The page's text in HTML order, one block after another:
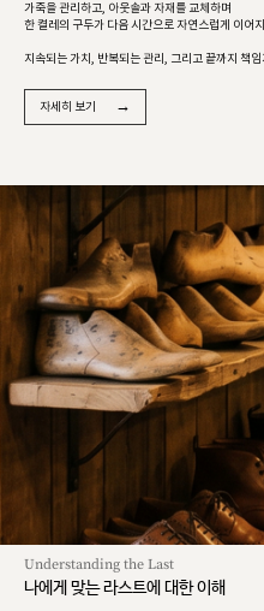
가죽을 관리하고, 아웃솔과 자재를 교체하며
한 켤레의 구두가 다음 시간으로 자연스럽게 이어
지속되는 가치, 반복되는 관리, 그리고 끝까지 책
자세히 보기 →
Understanding the Last
나에게 맞는 라스트에 대한 이해